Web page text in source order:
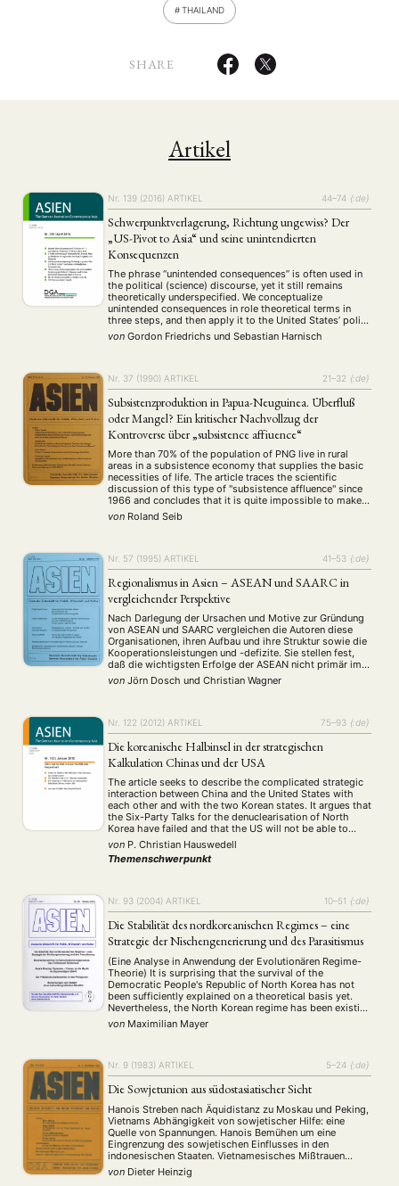
THAILAND
SHARE
Artikel
Nr. 139 (2016) ARTIKEL 44–74 {:de}
Schwerpunktverlagerung, Richtung ungewiss? Der
„US-Pivot to Asia“ und seine unintendierten
Konsequenzen
The phrase “unintended consequences” is often used in
the political (science) discourse, yet it still remains
theoretically underspecified. We conceptualize
unintended consequences in role theoretical terms in
three steps, and then apply it to the United States’ policy
vis-à-vis the Asia-Pacific region under the Obama
administration — the so-called “Pivot to Asia.” First, we
von Gordon Friedrichs und Sebastian Harnisch
Nr. 37 (1990) ARTIKEL 21–32 {:de}
Subsistenzproduktion in Papua-Neuguinea. Überfluß
oder Mangel? Ein kritischer Nachvollzug der
Kontroverse über „subsistence affiuence“
More than 70% of the population of PNG live in rural
areas in a subsistence economy that supplies the basic
necessities of life. The article traces the scientific
discussion of this type of "subsistence affluence" since
1966 and concludes that it is quite impossible to make
any generalization considering the complexity of the
different social …
von Roland Seib
Nr. 57 (1995) ARTIKEL 41–53 {:de}
Regionalismus in Asien – ASEAN und SAARC in
vergleichender Perspektive
Nach Darlegung der Ursachen und Motive zur Gründung
von ASEAN und SAARC vergleichen die Autoren diese
Organisationen, ihren Aufbau und ihre Struktur sowie die
Kooperationsleistungen und -defizite. Sie stellen fest,
daß die wichtigsten Erfolge der ASEAN nicht primär im
wirtschaftlichen, sondern im politischen Bereich liegen.
von Jörn Dosch und Christian Wagner
Nr. 122 (2012) ARTIKEL 75–93 {:de}
Die koreanische Halbinsel in der strategischen
Kalkulation Chinas und der USA
The article seeks to describe the complicated strategic
interaction between China and the United States with
each other and with the two Korean states. It argues that
the Six-Party Talks for the denuclearisation of North
Korea have failed and that the US will not be able to
achieve denuclearisation through sanctions or
negotiations. After Gaddafi's …
von P. Christian Hauswedell
Themenschwerpunkt
Nr. 93 (2004) ARTIKEL 10–51 {:de}
Die Stabilität des nordkoreanischen Regimes – eine
Strategie der Nischengenerierung und des Parasitismus
(Eine Analyse in Anwendung der Evolutionären Regime-
Theorie) It is surprising that the survival of the
Democratic People's Republic of North Korea has not
been sufficiently explained on a theoretical basis yet.
Nevertheless, the North Korean regime has been existing
for more than fifty years and hence several premature
forecasts of its coming collapse have been …
von Maximilian Mayer
Nr. 9 (1983) ARTIKEL 5–24 {:de}
Die Sowjetunion aus südostasiatischer Sicht
Hanois Streben nach Äquidistanz zu Moskau und Peking,
Vietnams Abhängigkeit von sowjetischer Hilfe: eine
Quelle von Spannungen. Hanois Bemühen um eine
Eingrenzung des sowjetischen Einflusses in den
indonesischen Staaten. Vietnamesisches Mißtrauen
gegenüber dem sino-sowjetischen Annäherungsprozeß.
Einstellung der ASEAN-Staaten der UdSSR gegenüber
von Dieter Heinzig